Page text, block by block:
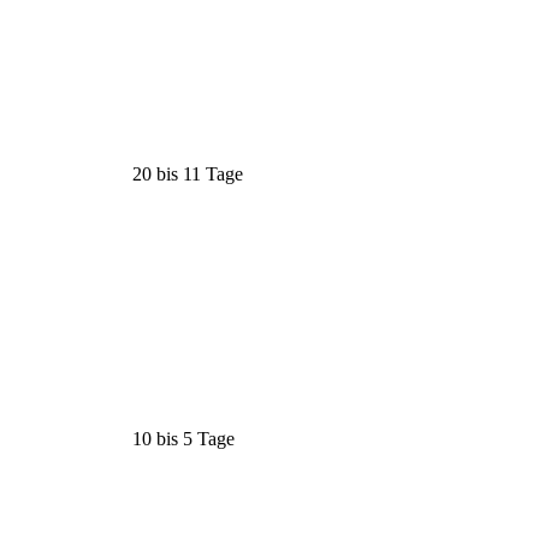
20 bis 11 Tage
10 bis 5 Tage